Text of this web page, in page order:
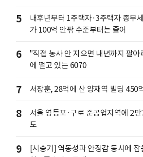
5
내후년부터 1주택자·3주택자 종부
가 100억 안팎 수준부터는 줄어
6
"직접 농사 안 지으면 내년까지 팔
에 떨고 있는 6070
7 서장훈, 28억에 산 양재역 빌딩 450
8
서울 영등포·구로 준공업지역에 2
도
9
[시승기] 역동성과 안정감 동시에 잡